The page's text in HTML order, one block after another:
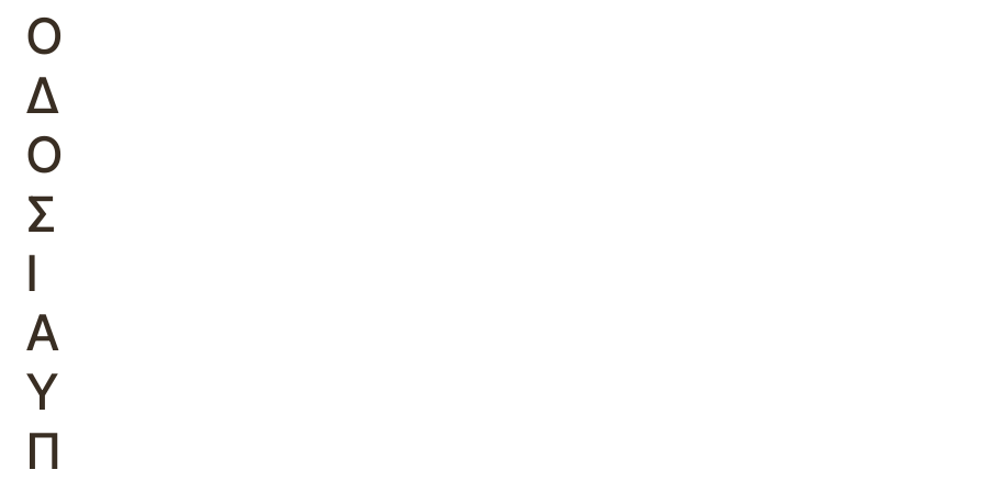
Ο
Δ
Ο
Σ
Ι
Α
Υ
Π